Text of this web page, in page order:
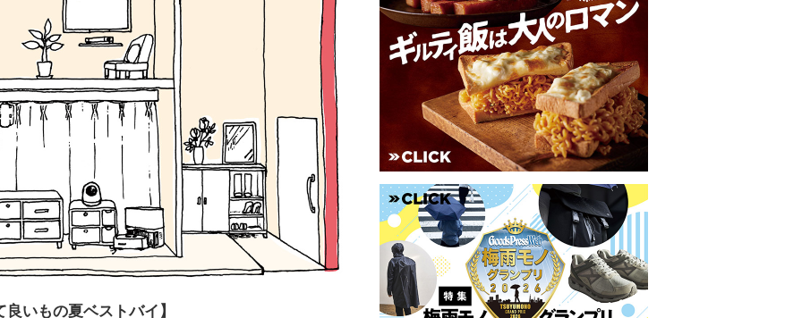
良いもの夏ベストバイ】